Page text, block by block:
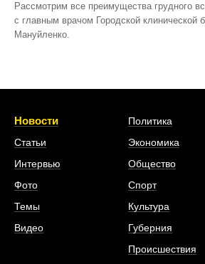
Рассмотрим все преимущества грудного
с главным врачом Городской
Мануйленко.
Новости
Статьи
Интервью
Фото
Темы
Видео
Политика
Экономика
Общество
Спорт
Культура
Губерния
Происшествия